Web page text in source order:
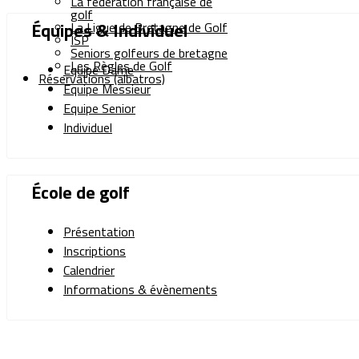
golf
La Ligue de Bretagne de Golf
ISP
Seniors golfeurs de bretagne
Les Règles de Golf
Réservations (albatros)
Équipes & Individuel
Equipe Dame
Equipe Messieur
Equipe Senior
Individuel
École de golf
Présentation
Inscriptions
Calendrier
Informations & évènements